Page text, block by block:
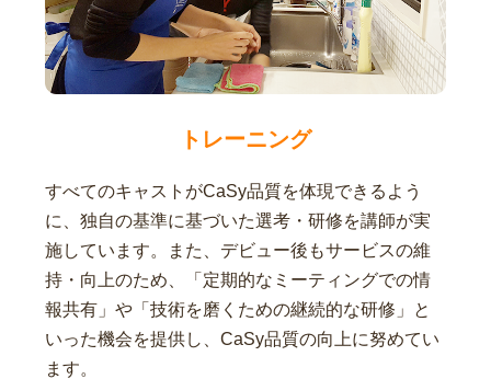
トレーニング
すべてのキャストがCaSy品質を体現できるよう
に、独自の基準に基づいた選考・研修を講師が実
施しています。また、デビュー後もサービスの維
持・向上のため、「定期的なミーティングでの情
報共有」や「技術を磨くための継続的な研修」と
いった機会を提供し、CaSy品質の向上に努めてい
ます。